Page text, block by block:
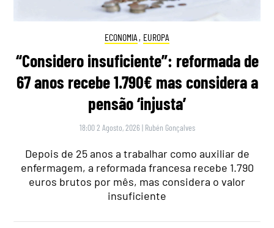
ECONOMIA , EUROPA
“Considero insuficiente”: reformada de
67 anos recebe 1.790€ mas considera a
pensão ‘injusta’
18:00 2 Agosto, 2026 | Rubén Gonçalves
Depois de 25 anos a trabalhar como auxiliar de
enfermagem, a reformada francesa recebe 1.790
euros brutos por mês, mas considera o valor
insuficiente